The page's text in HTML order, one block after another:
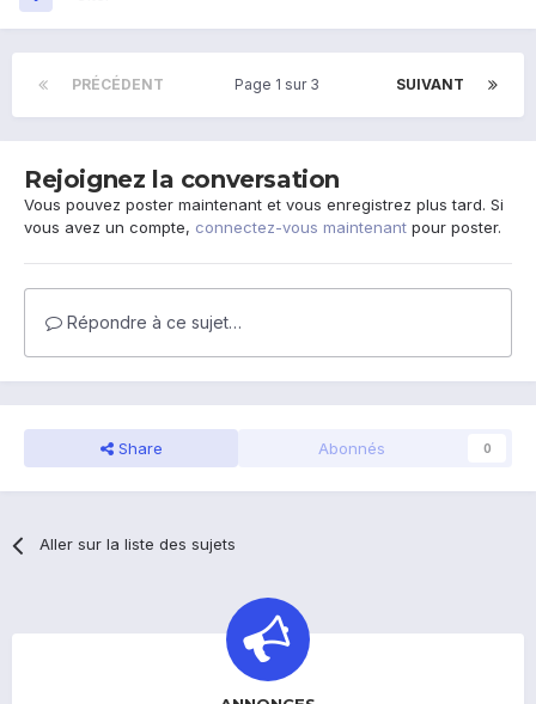
PRÉCÉDENT SUIVANT
Page 1 sur 3
Rejoignez la conversation
Vous pouvez poster maintenant et vous enregistrez plus tard. Si
vous avez un compte, connectez-vous maintenant pour poster.
Répondre à ce sujet…
Share Abonnés 0
Aller sur la liste des sujets